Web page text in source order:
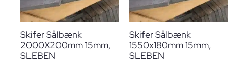
Skifer Sålbænk
2000X200mm 15mm,
SLEBEN
Skifer Sålbænk
1550x180mm 15mm,
SLEBEN